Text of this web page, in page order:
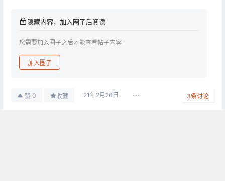
隐藏内容，加入圈子后阅读
您需要加入圈子之后才能查看帖子内容
加入圈子
赞 0 收藏 21年2月26日 3条讨论